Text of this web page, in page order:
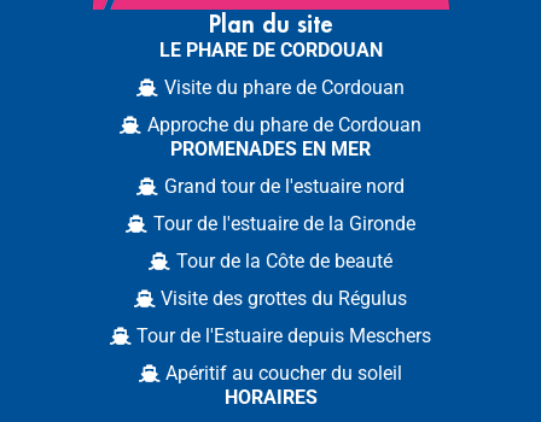
Plan du site
LE PHARE DE CORDOUAN
Visite du phare de Cordouan
Approche du phare de Cordouan
PROMENADES EN MER
Grand tour de l'estuaire nord
Tour de l'estuaire de la Gironde
Tour de la Côte de beauté
Visite des grottes du Régulus
Tour de l'Estuaire depuis Meschers
Apéritif au coucher du soleil
HORAIRES